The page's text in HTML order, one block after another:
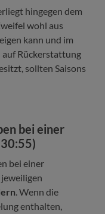
hingegen dem
wohl aus
kann und im
auf Rückerstattung
sollten Saisons
bei einer
30:55)
bei einer
. Wenn die
enthalten,